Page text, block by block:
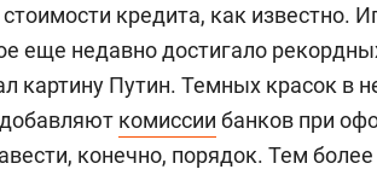
кредита, как известно.
еще недавно достигало
картину Путин. Темных красок в
комиссии банков при
конечно, порядок. Тем более